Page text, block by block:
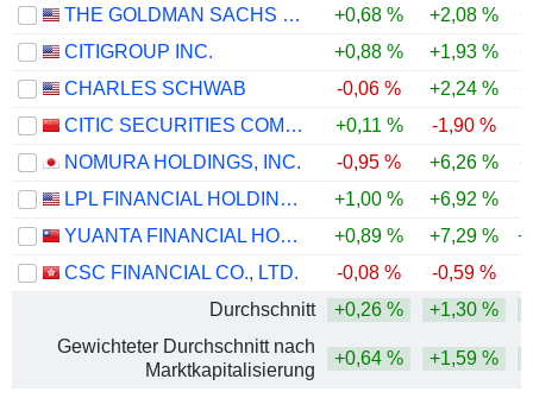
THE GOLDMAN SACHS GROUP, INC.
+0,68 % +2,08 %
CITIGROUP INC.
+0,88 % +1,93 %
CHARLES SCHWAB
-0,06 % +2,24 %
CITIC SECURITIES COMPANY LIMITED
+0,11 % -1,90 %
NOMURA HOLDINGS, INC.
-0,95 % +6,26 %
LPL FINANCIAL HOLDINGS INC.
+1,00 % +6,92 %
YUANTA FINANCIAL HOLDING CO., LTD.
+0,89 % +7,29 %
CSC FINANCIAL CO., LTD.
-0,08 % -0,59 %
Durchschnitt
+0,26 % +1,30 %
Gewichteter Durchschnitt nach
Marktkapitalisierung
+0,64 % +1,59 %